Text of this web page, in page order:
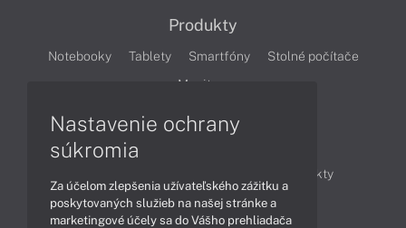
Produkty
Notebooky Tablety Smartfóny
Stolné počítače
Monitory
Produkty
Technológie
Videá
Nastavenie ochrany
súkromia
Za účelom zlepšenia užívateľského zážitku a
poskytovaných služieb na našej stránke a
marketingové účely sa do Vášho prehliadača